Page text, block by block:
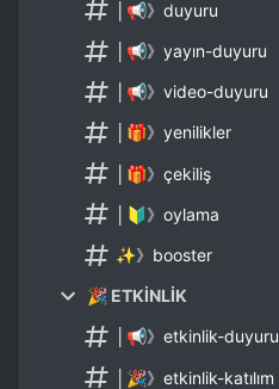
│📢》duyuru
│📢》yayın-duyuru
│📢》video-duyuru
│🎁》yenilikler
│🎁》çekiliş
│🔰》oylama
✨》booster
🎉 ETKİNLİK
│📢》etkinlik-duyuru
│🎉》etkinlik-katılım